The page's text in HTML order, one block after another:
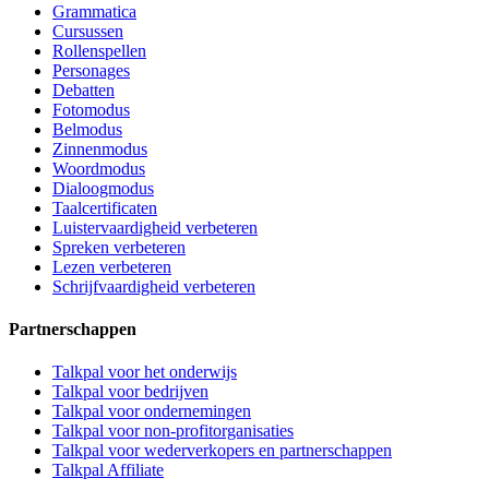
Grammatica
Cursussen
Rollenspellen
Personages
Debatten
Fotomodus
Belmodus
Zinnenmodus
Woordmodus
Dialoogmodus
Taalcertificaten
Luistervaardigheid verbeteren
Spreken verbeteren
Lezen verbeteren
Schrijfvaardigheid verbeteren
Partnerschappen
Talkpal voor het onderwijs
Talkpal voor bedrijven
Talkpal voor ondernemingen
Talkpal voor non-profitorganisaties
Talkpal voor wederverkopers en partnerschappen
Talkpal Affiliate